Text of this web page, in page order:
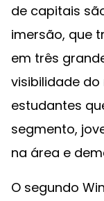
de capitais
imersão, que
em três
visibilidade
estudantes
segmento,
na área e
O segundo